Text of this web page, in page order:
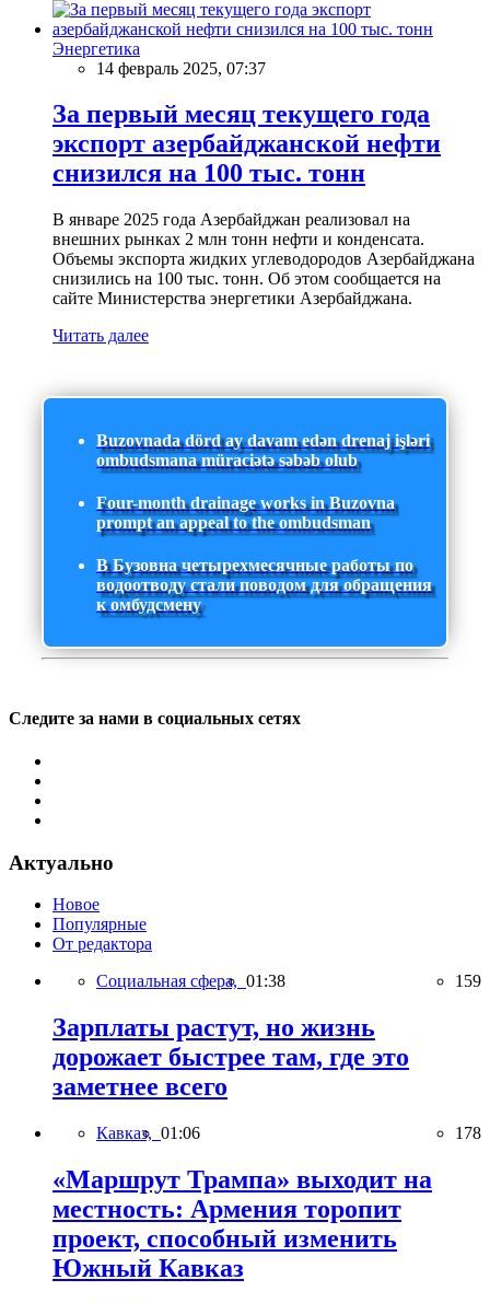
Энергетика
14 февраль 2025, 07:37
За первый месяц текущего года
экспорт азербайджанской нефти
снизился на 100 тыс. тонн
В январе 2025 года Азербайджан реализовал на
внешних рынках 2 млн тонн нефти и конденсата.
Объемы экспорта жидких углеводородов Азербайджана
снизились на 100 тыс. тонн. Об этом сообщается на
сайте Министерства энергетики Азербайджана.
Читать далее
Buzovnada dörd ay davam edən drenaj işləri
ombudsmana müraciətə səbəb olub
Four-month drainage works in Buzovna
prompt an appeal to the ombudsman
В Бузовна четырехмесячные работы по
водоотводу стали поводом для обращения
к омбудсмену
Следите за нами в социальных сетях
Актуально
Новое
Популярные
От редактора
Социальная сфера, 01:38 159
Зарплаты растут, но жизнь
дорожает быстрее там, где это
заметнее всего
Кавказ, 01:06 178
«Маршрут Трампа» выходит на
местность: Армения торопит
проект, способный изменить
Южный Кавказ